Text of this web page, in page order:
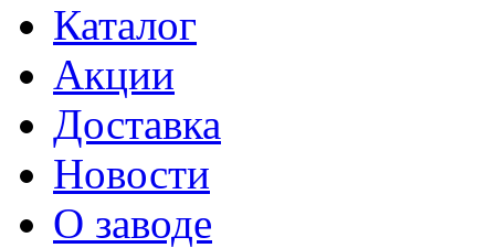
Каталог
Акции
Доставка
Новости
О заводе